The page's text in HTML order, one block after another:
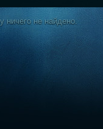
ничего не найдено.